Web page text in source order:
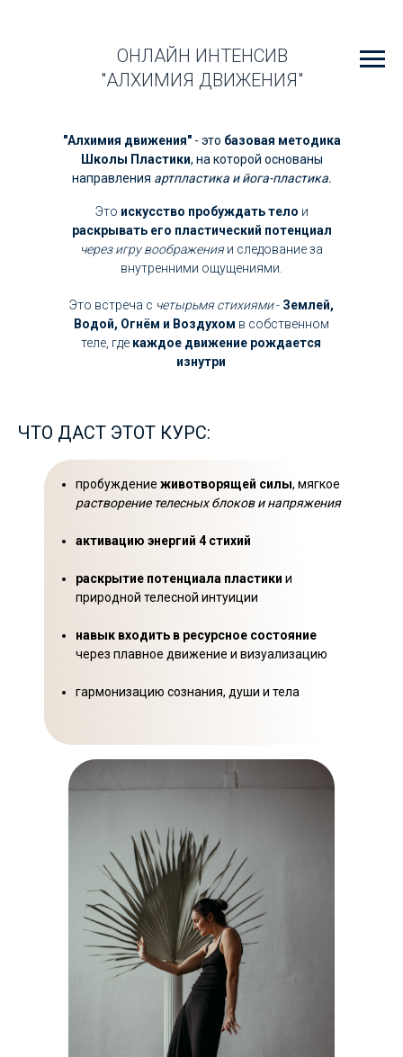
ОНЛАЙН ИНТЕНСИВ
"АЛХИМИЯ ДВИЖЕНИЯ"
"Алхимия движения"- это базовая методика
Школы Пластики, на которой основаны
направления артпластика и йога-пластика.
Это искусство пробуждать тело и
раскрывать его пластический потенциал
через игру воображенияи следование за
внутренними ощущениями.
Это встреча с четырьмя стихиями- Землей,
Водой, Огнём и Воздухом в собственном
теле, где каждое движение рождается
изнутри
ЧТО ДАСТ ЭТОТ КУРС:
пробуждение животворящей силы, мягкое
растворение телесных блоков и напряжения
активацию энергий 4 стихий
раскрытие потенциала пластики и
природной телесной интуиции
навык входить в ресурсное состояние
через плавное движение и визуализацию
гармонизацию сознания, души и тела